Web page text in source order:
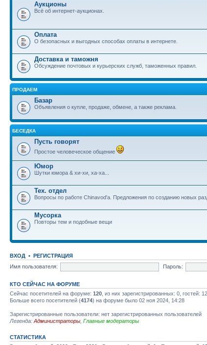
Аукционы
Всё об интернет-аукционах.
Оплата
О безопасных и выгодных способах оплаты в интернете.
Доставка и таможня
Обсуждение почтовых и курьерских служб, таможенных правил.
ПРОДАЕМ
Базар
Объявления о купле, продаже, обмене, а также реклама.
БЕСЕДКА
Пусть говорят
Простое человеческое общение
Юмор
Шутки юмора & хи-хи, ха-ха...
Тех. отдел
Вопросы по работе Chinavod'а. Предложения по созданию новых
Мусорка
Повторы тем и подобные вещи
ВХОД • РЕГИСТРАЦИЯ
Имя пользователя:
Пароль:
КТО СЕЙЧАС НА ФОРУМЕ
Сейчас посетителей на форуме: 120 , из них зарегистрированных: 0, гостей:
Больше всего посетителей (4174) на форуме было 02 ноя 2024, 14:28
Зарегистрированные пользователи: нет зарегистрированных пользователей
Легенда: Администраторы Главные модераторы
СТАТИСТИКА